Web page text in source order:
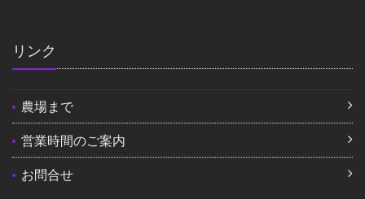
リンク
農場まで
営業時間のご案内
お問合せ